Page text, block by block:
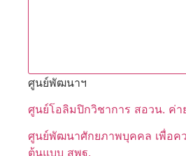
ศูนย์พัฒนาฯ
ศูนย์โอลิมปิกวิชาการ สอวน. ค่า
ศูนย์พัฒนาศักยภาพบุคคล เพื่อคว
ต้นแบบ สพฐ.